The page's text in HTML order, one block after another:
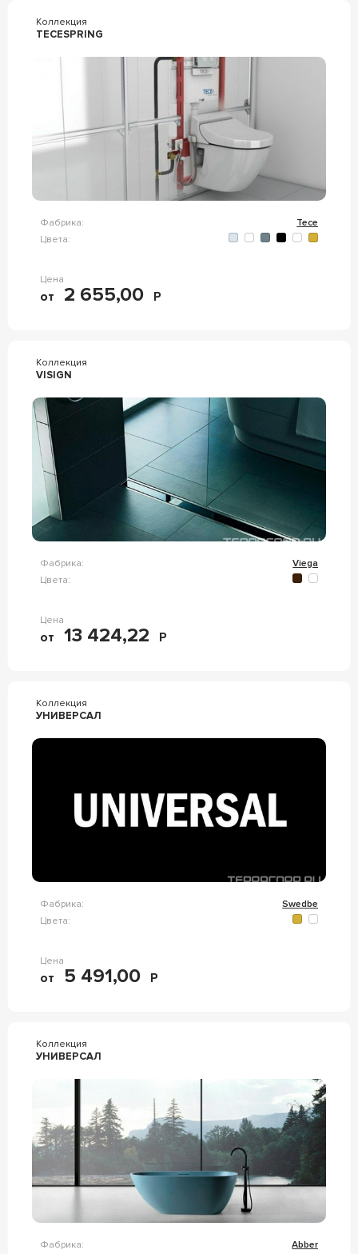
Коллекция
TECESPRING
Фабрика:
Tece
Цвета:
Цена
от 2 655,00 Р
Коллекция
VISIGN
Фабрика:
Viega
Цвета:
Цена
от 13 424,22 Р
Коллекция
УНИВЕРСАЛ
Фабрика:
Swedbe
Цвета:
Цена
от 5 491,00 Р
Коллекция
УНИВЕРСАЛ
Фабрика:
Abber